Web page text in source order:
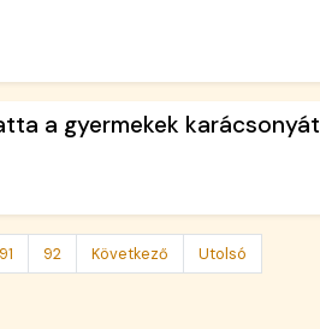
a gyermekek karácsonyát
91 92 Következő Utolsó